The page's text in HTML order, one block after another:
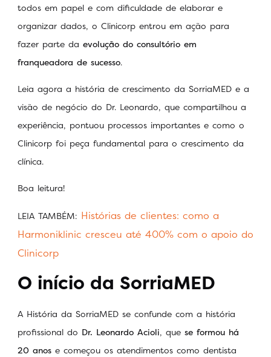
todos em papel e com dificuldade de elaborar e
organizar dados, o Clinicorp entrou em ação para
fazer parte da evolução do consultório em
franqueadora de sucesso.
Leia agora a história de crescimento da SorriaMED e a
visão de negócio do Dr. Leonardo, que compartilhou a
experiência, pontuou processos importantes e como o
Clinicorp foi peça fundamental para o crescimento da
clínica.
Boa leitura!
LEIA TAMBÉM: Histórias de clientes: como a
Harmoniklinic cresceu até 400% com o apoio do
Clinicorp
O início da SorriaMED
A História da SorriaMED se confunde com a história
profissional do Dr. Leonardo Acioli, que se formou há
20 anos e começou os atendimentos como dentista